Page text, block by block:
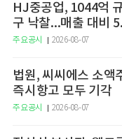
HJ중공업, 1044억
구 낙찰...매출 대비
주요공시 2026-08-07
법원, 씨씨에스 소액
즉시항고 모두 기각
주요공시 2026-08-07